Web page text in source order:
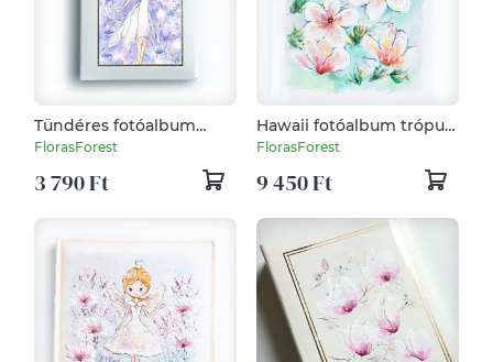
Tündéres fotóalbum
10x15 cm-es fotóknak
FlorasForest
3 790 Ft
Hawaii fotóalbum trópusi
virágokkal
FlorasForest
9 450 Ft